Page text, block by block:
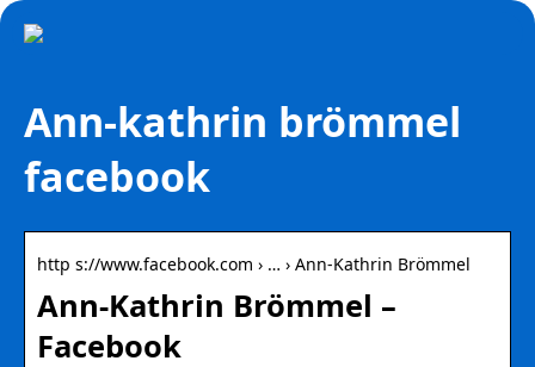
Ann-kathrin brömmel
facebook
http s://www.facebook.com › … › Ann-Kathrin Brömmel
Ann-Kathrin Brömmel –
Facebook